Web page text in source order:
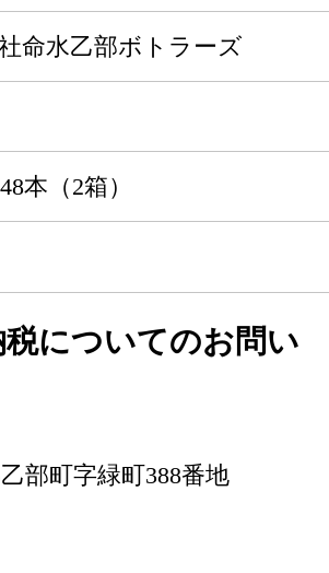
命水乙部ボトラーズ
本（2箱）
についてのお問い
部町字緑町388番地